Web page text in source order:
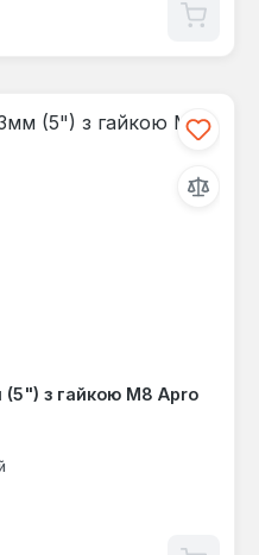
з гайкою М8 Apro